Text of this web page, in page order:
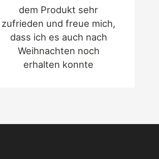
dem Produkt sehr
zufrieden und freue mich,
dass ich es auch nach
Weihnachten noch
erhalten konnte